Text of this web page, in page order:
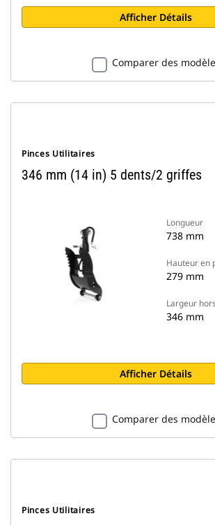
Afficher Détails
Comparer des
Pinces Utilitaires
346 mm (14 in) 5 dents/2 griffes
Longueur
738 mm
Hauteur en
279 mm
Largeur
346 mm
Afficher Détails
Comparer des
Pinces Utilitaires